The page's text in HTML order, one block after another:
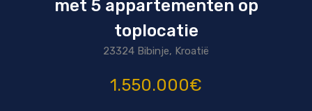
met 5 appartementen op
toplocatie
23324 Bibinje, Kroatië
1.550.000€